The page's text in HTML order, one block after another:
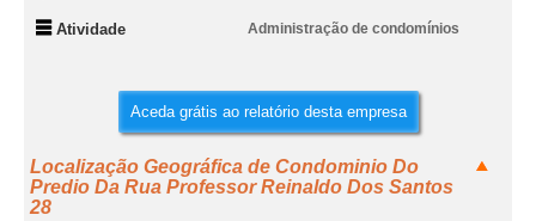
Atividade Administração de condomínios
Aceda grátis ao relatório desta empresa
Localização Geográfica de Condominio Do
Predio Da Rua Professor Reinaldo Dos Santos
28